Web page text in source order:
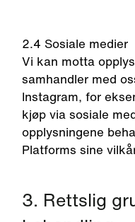
2.4 Sosiale medier
Vi kan motta
samhandler med
Instagram, for
kjøp via sosiale
opplysningene
Platforms sine
3. Rettslig